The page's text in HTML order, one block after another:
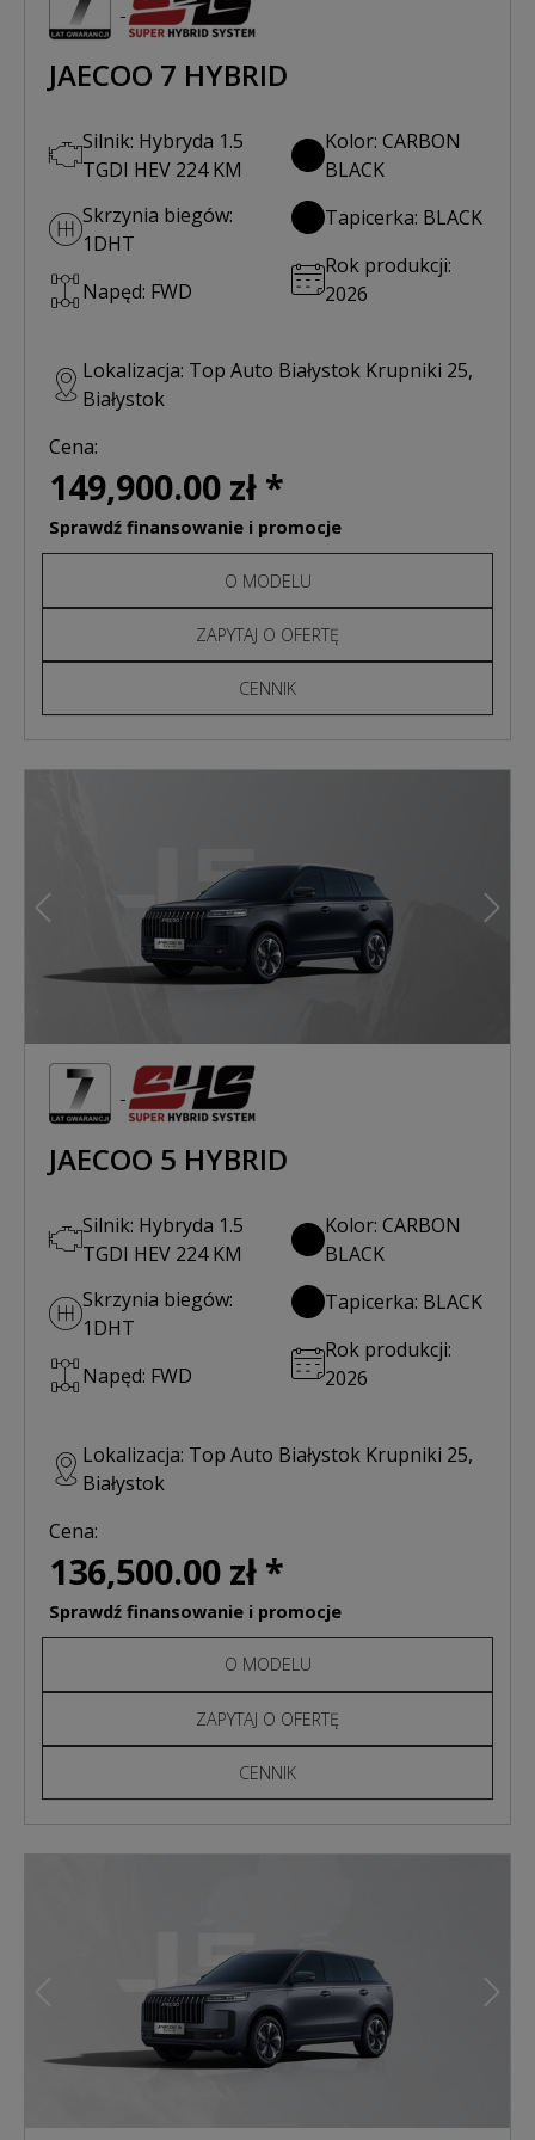
JAECOO 7 HYBRID
Silnik: Hybryda 1.5
TGDI HEV 224 KM
Skrzynia biegów:
1DHT
Napęd: FWD
Kolor: CARBON
BLACK
Tapicerka: BLACK
Rok produkcji:
2026
Lokalizacja: Top Auto Białystok Krupniki 25,
Białystok
Cena:
149,900.00 zł *
Sprawdź finansowanie i promocje
O MODELU
ZAPYTAJ O OFERTĘ
CENNIK
Poprzedni
JAECOO 5 HYBRID
Silnik: Hybryda 1.5
TGDI HEV 224 KM
Skrzynia biegów:
1DHT
Napęd: FWD
Kolor: CARBON
BLACK
Tapicerka: BLACK
Rok produkcji:
2026
Lokalizacja: Top Auto Białystok Krupniki 25,
Białystok
Cena:
136,500.00 zł *
Sprawdź finansowanie i promocje
O MODELU
ZAPYTAJ O OFERTĘ
CENNIK